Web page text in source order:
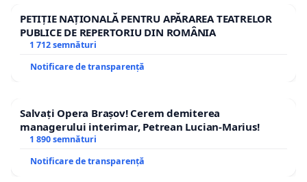
PETIȚIE NAȚIONALĂ PENTRU APĂRAREA TEATRELOR
PUBLICE DE REPERTORIU DIN ROMÂNIA
1 712 semnături
Notificare de transparență
Salvați Opera Brașov! Cerem demiterea
managerului interimar, Petrean Lucian-Marius!
1 890 semnături
Notificare de transparență